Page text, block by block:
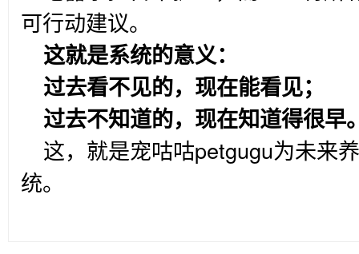
可行动建议。
这就是系统的意义：
过去看不见的，现在能看见；
过去不知道的，现在知道得很早
这，就是宠咕咕petgugu为未来
统。